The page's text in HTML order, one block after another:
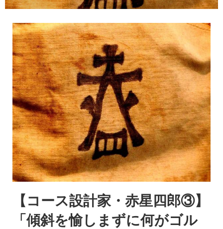
【コース設計家・赤星四郎③】
「傾斜を愉しまずに何がゴル